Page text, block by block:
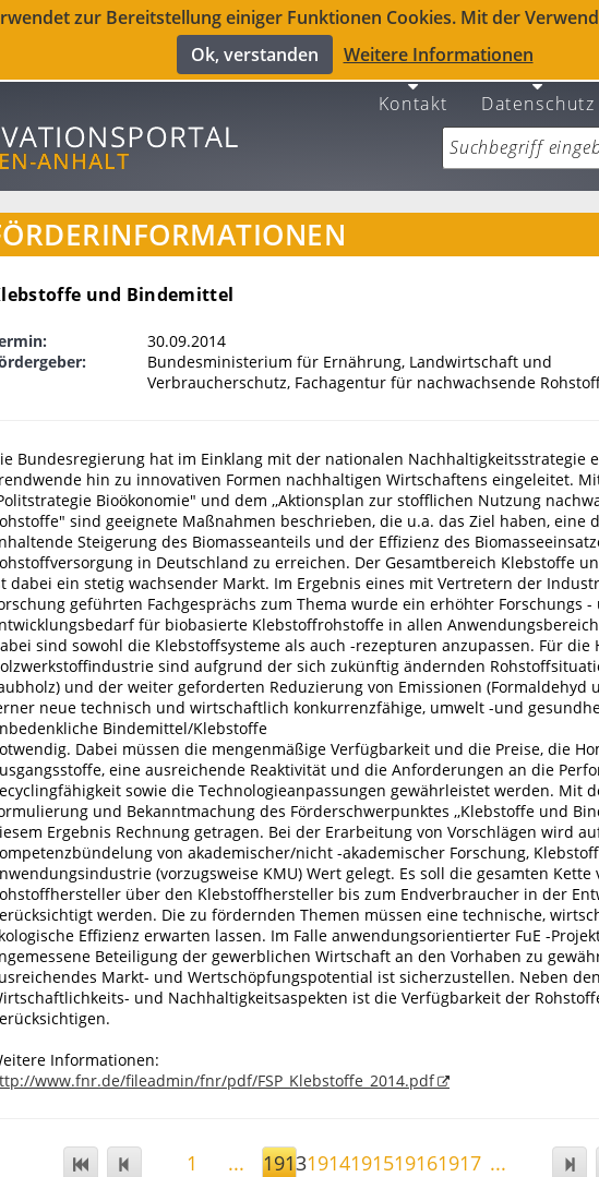
zur Bereitstellung einiger Funktionen Cookies. Mit der
Ok, verstanden
Weitere Informationen
Kontakt Datenschutz
und Bindemittel
30.09.2014
Bundesministerium für Ernährung, Landwirtschaft und
Verbraucherschutz, Fachagentur für nachwachsende
Bundesregierung hat im Einklang mit der nationalen Nachhaltigkeitsstrategie
hin zu innovativen Formen nachhaltigen Wirtschaftens eingeleitet.
Bioökonomie" und dem ,,Aktionsplan zur stofflichen Nutzung
sind geeignete Maßnahmen beschrieben, die u.a. das Ziel haben, eine
Steigerung des Biomasseanteils und der Effizienz des
in Deutschland zu erreichen. Der Gesamtbereich Klebstoffe
dabei ein stetig wachsender Markt. Im Ergebnis eines mit Vertretern der
geführten Fachgesprächs zum Thema wurde ein erhöhter Forschungs -
für biobasierte Klebstoffrohstoffe in allen
sind sowohl die Klebstoffsysteme als auch -rezepturen anzupassen. Für die
sind aufgrund der sich zukünftig ändernden
und der weiter geforderten Reduzierung von Emissionen (Formaldehyd
neue technisch und wirtschaftlich konkurrenzfähige, umwelt -und
Bindemittel/Klebstoffe
Dabei müssen die mengenmäßige Verfügbarkeit und die Preise, die
eine ausreichende Reaktivität und die Anforderungen an die
sowie die Technologieanpassungen gewährleistet werden. Mit
und Bekanntmachung des Förderschwerpunktes ,,Klebstoffe und
Ergebnis Rechnung getragen. Bei der Erarbeitung von Vorschlägen wird
von akademischer/nicht -akademischer Forschung,
(vorzugsweise KMU) Wert gelegt. Es soll die gesamten Kette
über den Klebstoffhersteller bis zum Endverbraucher in der
werden. Die zu fördernden Themen müssen eine technische,
Effizienz erwarten lassen. Im Falle anwendungsorientierter FuE -
Beteiligung der gewerblichen Wirtschaft an den Vorhaben zu
Markt- und Wertschöpfungspotential ist sicherzustellen. Neben
und Nachhaltigkeitsaspekten ist die Verfügbarkeit der
Informationen:
www.fnr.de/fileadmin/fnr/pdf/FSP_Klebstoffe_2014.pdf
1 ... 19131914191519161917 ...